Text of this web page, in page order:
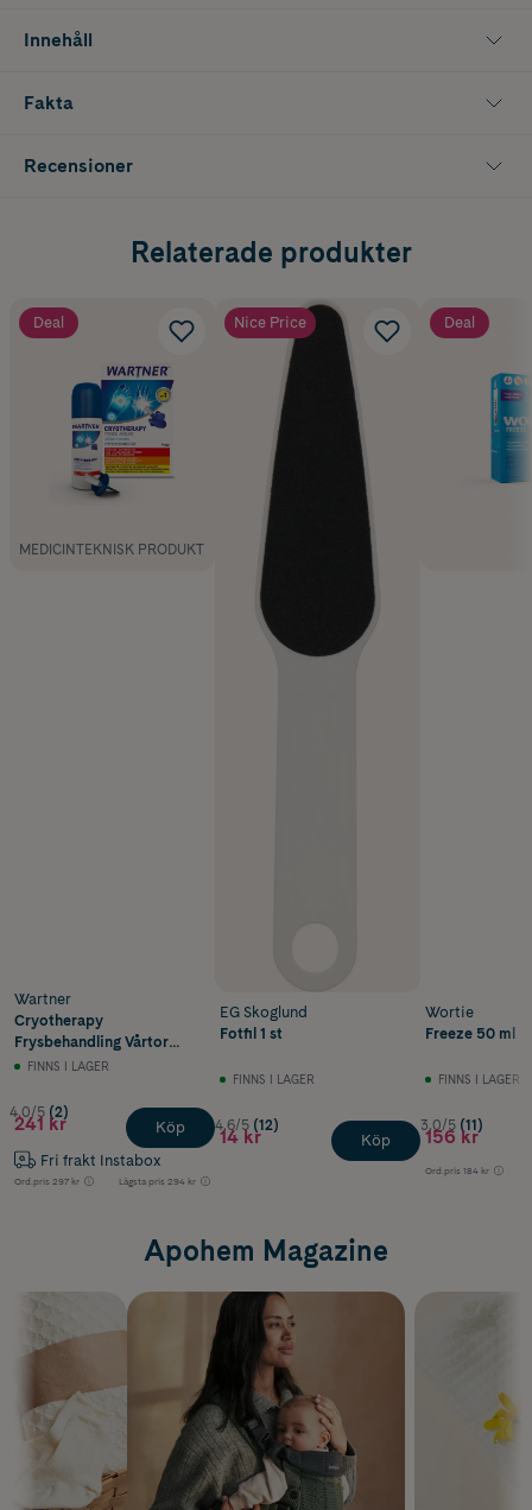
Innehåll
Fakta
Recensioner
Relaterade produkter
Deal
MEDICINTEKNISK PRODUKT
Wartner
Cryotherapy
Frysbehandling Vårtor
50 ml
FINNS I LAGER
4.0/5 (2)
241 kr
Fri frakt Instabox
Ord.pris 297 kr Lägsta pris 294 kr
Köp
Nice Price
EG Skoglund
Fotfil 1 st
FINNS I LAGER
4.6/5 (12)
14 kr Köp
Deal
Wortie
Freeze 50 ml
FINNS I LAGER
3.0/5 (11)
156 kr
Ord.pris 184 kr
Apohem Magazine